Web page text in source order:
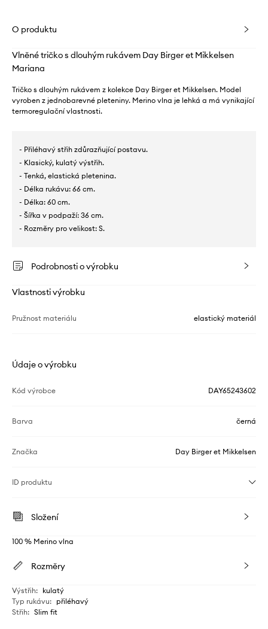
O produktu
Vlněné tričko s dlouhým rukávem Day Birger et Mikkelsen
Mariana
Tričko s dlouhým rukávem z kolekce Day Birger et Mikkelsen. Model
vyroben z jednobarevné pleteniny. Merino vlna je lehká a má vynikající
termoregulační vlastnosti.
- Přiléhavý střih zdůrazňující postavu.
- Klasický, kulatý výstřih.
- Tenká, elastická pletenina.
- Délka rukávu: 66 cm.
- Délka: 60 cm.
- Šířka v podpaží: 36 cm.
- Rozměry pro velikost: S.
Podrobnosti o výrobku
Vlastnosti výrobku
Pružnost materiálu elastický materiál
Údaje o výrobku
Kód výrobce DAY65243602
Barva černá
Značka Day Birger et Mikkelsen
ID produktu
Složení
100 % Merino vlna
Rozměry
Výstřih: kulatý
Typ rukávu: přiléhavý
Střih: Slim fit